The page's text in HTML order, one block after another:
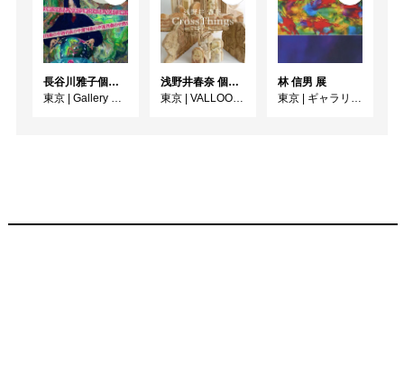
長谷川雅子個展「終わりなき森の美術館」
東京 | Gallery MUMON
浅野井春奈 個展「CrossThings」
東京 | VALLOON STUDIO SHIBUYA
林 信男 展
東京 | ギャラリイK